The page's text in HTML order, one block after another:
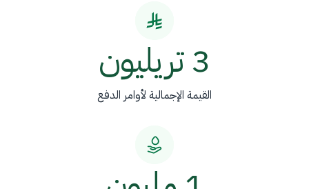
3 تريليون
القيمة الإجمالية لأوامر الدفع